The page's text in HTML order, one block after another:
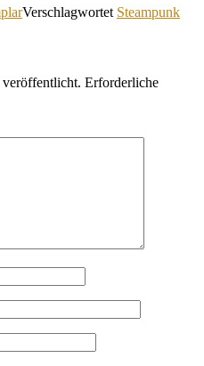
Verschlagwortet Steampunk
Erforderliche